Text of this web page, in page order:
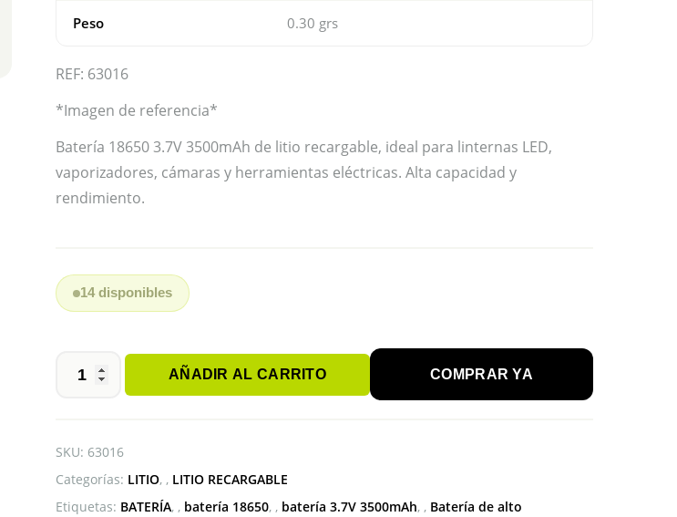
Peso 0.30 grs
REF: 63016
*Imagen de referencia*
Batería 18650 3.7V 3500mAh de litio recargable, ideal para linternas LED,
vaporizadores, cámaras y herramientas eléctricas. Alta capacidad y
rendimiento.
14 disponibles
BATERIA
mAh
cantidad
AÑADIR AL CARRITO COMPRAR YA
SKU: 63016
Categorías: LITIO , LITIO RECARGABLE
Etiquetas: BATERÍA , batería 18650 , batería 3.7V 3500mAh , Batería de alto